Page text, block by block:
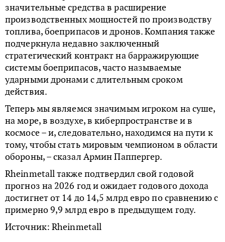
значительные средства в расширение
производственных мощностей по производству
топлива, боеприпасов и дронов. Компания также
подчеркнула недавно заключенный
стратегический контракт на барражирующие
системы боеприпасов, часто называемые
ударными дронами с длительным сроком
действия.
Теперь мы являемся значимым игроком на суше,
на море, в воздухе, в киберпространстве и в
космосе – и, следовательно, находимся на пути к
тому, чтобы стать мировым чемпионом в области
обороны, – сказал Армин Паппергер.
Rheinmetall также подтвердил свой годовой
прогноз на 2026 год и ожидает годового дохода
достигнет от 14 до 14,5 млрд евро по сравнению с
примерно 9,9 млрд евро в предыдущем году.
Источник: Rheinmetall